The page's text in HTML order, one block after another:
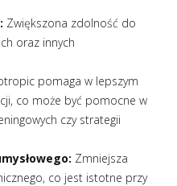
Zwiększona zdolność do
oraz innych
pomaga w lepszym
co może być pomocne w
czy strategii
Zmniejsza
co jest istotne przy